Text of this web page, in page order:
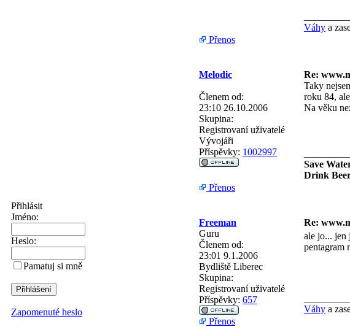
Přihlásit
Jméno:
Heslo:
Pamatuj si mně
Zapomenuté heslo
Váhy a
Přenos
Melodic Re:
Členem od:
23:10 26.10.2006
Skupina:
Registrovaní uživatelé
Vývojáři
Příspěvky: 1002997
Taky
roku 84,
Na věku
Save
Drink
Přenos
Freeman Re:
Guru
Členem od:
23:01 9.1.2006
Bydliště Liberec
Skupina:
Registrovaní uživatelé
Příspěvky: 657
ale jo... jen
pentagram
Váhy a
Přenos